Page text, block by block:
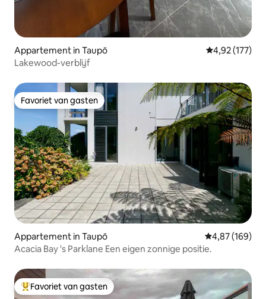
Appartement in Taupō Gemiddelde
4,92 (177)
Lakewood-verblijf
Favoriet van gasten
Favoriet van gasten
Appartement in Taupō Gemiddelde
4,87 (169)
Acacia Bay 's Parklane Een eigen zonnige positie.
Topfavoriet van gasten
Favoriet van gasten